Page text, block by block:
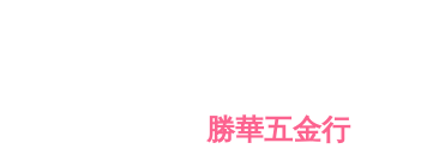
勝華五金行